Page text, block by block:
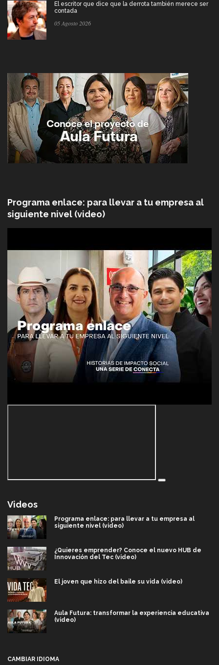
El escritor que dice que la derrota también merece ser
contada
05 Agosto 2026
Programa enlace: para llevar a tu empresa al
siguiente nivel (video)
Videos
Programa enlace: para llevar a tu empresa al
siguiente nivel (video)
¿Quieres emprender? Conoce el nuevo HUB de
Innovación del Tec (video)
El joven que hizo del baile su vida (video)
Aula Futura: transformar la experiencia educativa
(video)
CAMBIAR IDIOMA